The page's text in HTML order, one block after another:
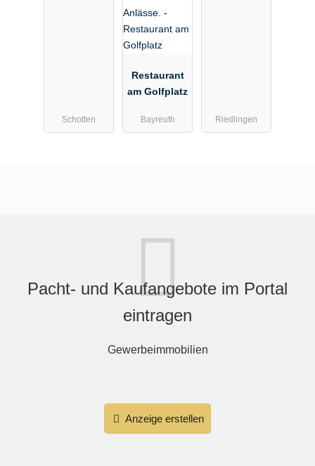
Schotten
Restaurant
am Golfplatz
Bayreuth Riedlingen
Pacht- und Kaufangebote im Portal
eintragen
Gewerbeimmobilien
Anzeige erstellen